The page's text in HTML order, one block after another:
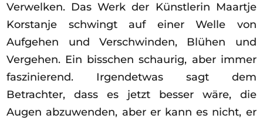
Ausschreibungen
Mitglied werden
Künstler:innen
Verwelken. Das Werk der Künstlerin Maartje
Korstanje schwingt auf einer Welle von
Aufgehen und Verschwinden, Blühen und
Vergehen. Ein bisschen schaurig, aber immer
faszinierend. Irgendetwas sagt dem
Betrachter, dass es jetzt besser wäre, die
Augen abzuwenden, aber er kann es nicht, er